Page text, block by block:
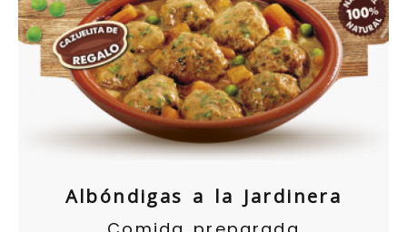
Albóndigas a la Jardinera